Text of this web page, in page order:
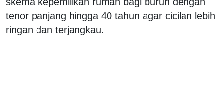
tenor panjang hingga 40 tahun agar cicilan lebih
ringan dan terjangkau.